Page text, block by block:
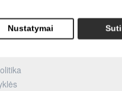
Nustatymai